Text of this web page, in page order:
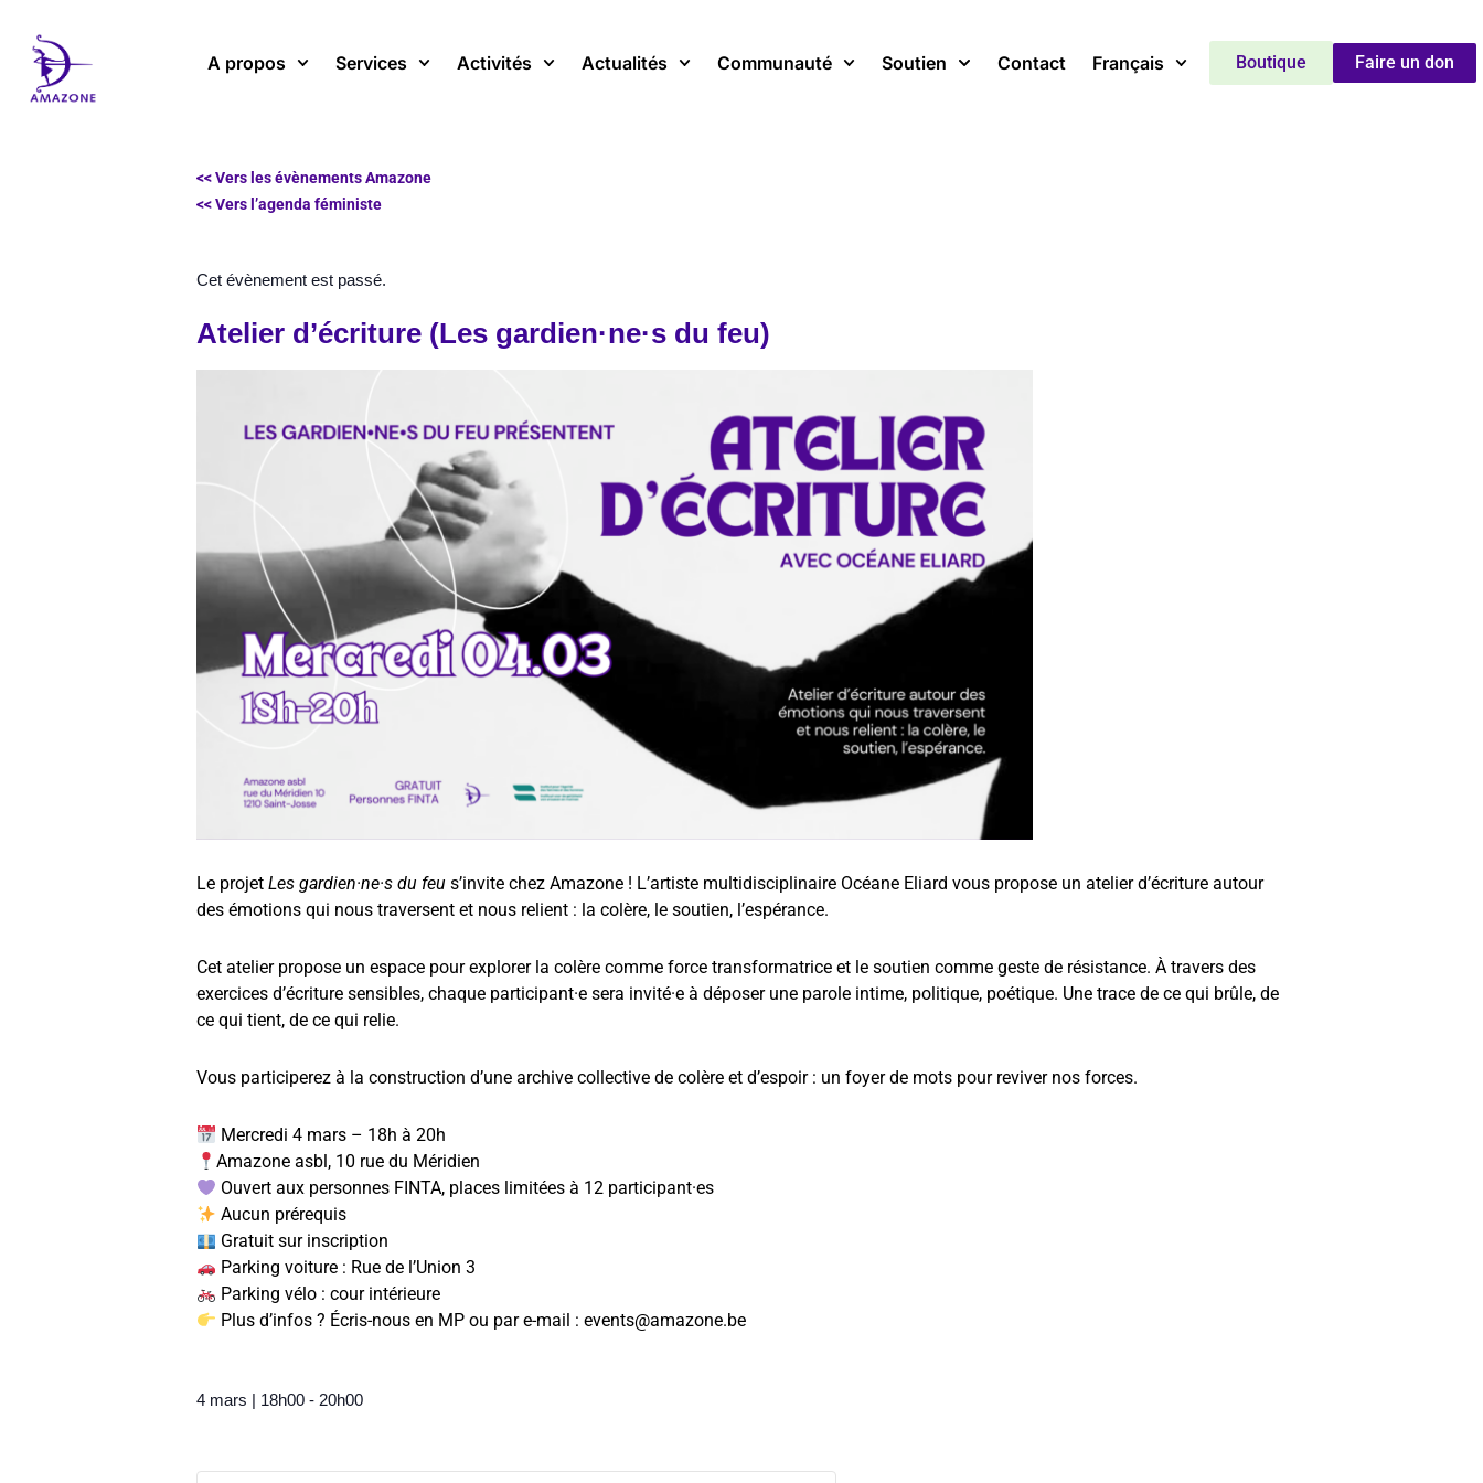
contenu
A propos Services Activités Actualités Communauté Soutien Contact Français Faire un don
Boutique
<< Vers les évènements Amazone
<< Vers l’agenda féministe
Cet évènement est passé.
Atelier d’écriture (Les gardien·ne·s du feu)
Le projet Les gardien·ne·s du feu s’invite chez Amazone ! L’artiste multidisciplinaire Océane Eliard vous propose un atelier d’écriture autour
des émotions qui nous traversent et nous relient : la colère, le soutien, l’espérance.
Cet atelier propose un espace pour explorer la colère comme force transformatrice et le soutien comme geste de résistance. À travers des
exercices d’écriture sensibles, chaque participant·e sera invité·e à déposer une parole intime, politique, poétique. Une trace de ce qui brûle, de
ce qui tient, de ce qui relie.
Vous participerez à la construction d’une archive collective de colère et d’espoir : un foyer de mots pour reviver nos forces.
Mercredi 4 mars – 18h à 20h
Amazone asbl, 10 rue du Méridien
Ouvert aux personnes FINTA, places limitées à 12 participant·es
Aucun prérequis
Gratuit sur inscription
Parking voiture : Rue de l’Union 3
Parking vélo : cour intérieure
Plus d’infos ? Écris-nous en MP ou par e-mail : events@amazone.be
4 mars | 18h00 - 20h00